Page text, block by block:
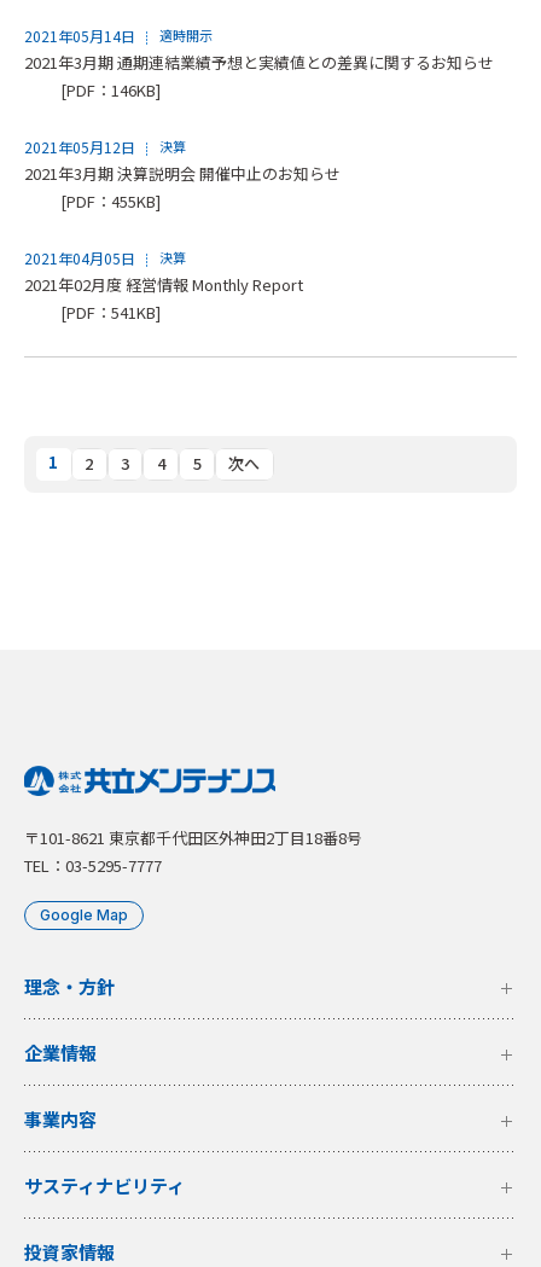
2021年05月14日 適時開示
2021年3月期 通期連結業績予想と実績値との差異に関するお知らせ
[PDF：146KB]
2021年05月12日 決算
2021年3月期 決算説明会 開催中止のお知らせ
[PDF：455KB]
2021年04月05日 決算
2021年02月度 経営情報 Monthly Report
[PDF：541KB]
1 2 3 4 5 次へ
〒101-8621 東京都千代田区外神田2丁目18番8号
TEL：03-5295-7777
Google Map
理念・方針
企業情報
事業内容
サスティナビリティ
投資家情報